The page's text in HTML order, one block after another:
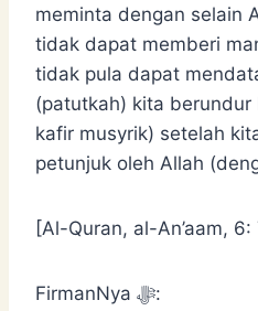
meminta dengan selain
tidak dapat memberi
tidak pula dapat
(patutkah) kita
kafir musyrik) setelah
petunjuk oleh Allah
[Al-Quran, al-An’aam, 6:
FirmanNya ﷻ: